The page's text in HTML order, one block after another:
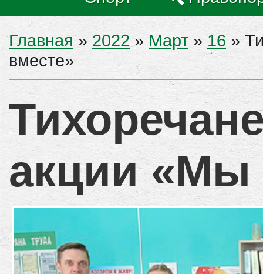
Главная » 2022 » Март » 16 »
вместе»
акции «Мы